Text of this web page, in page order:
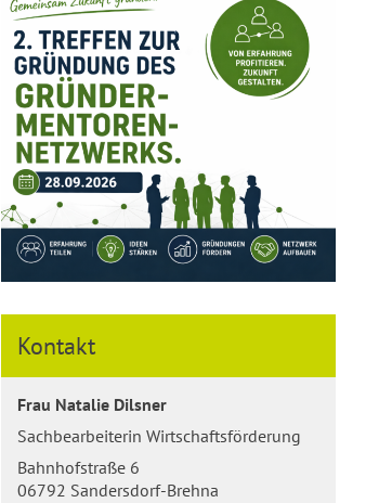
Kontakt
Frau Natalie Dilsner
Sachbearbeiterin Wirtschaftsförderung
Bahnhofstraße 6
06792 Sandersdorf-Brehna